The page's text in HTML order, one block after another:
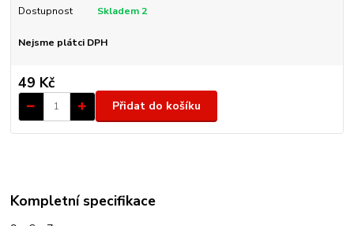
Dostupnost Skladem 2
Nejsme plátci DPH
49 Kč
Přidat do košíku
Kompletní specifikace